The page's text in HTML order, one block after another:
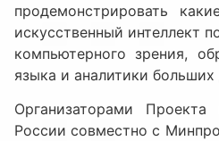
продемонстрировать
искусственный интеллект
компьютерного зрения,
языка и аналитики
Организаторами
России совместно с